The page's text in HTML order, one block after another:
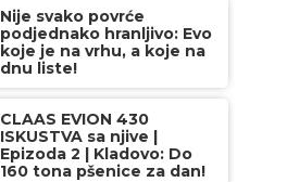
Nije svako povrće
podjednako hranljivo: Evo
koje je na vrhu, a koje na
dnu liste!
CLAAS EVION 430
ISKUSTVA sa njive |
Epizoda 2 | Kladovo: Do
160 tona pšenice za dan!